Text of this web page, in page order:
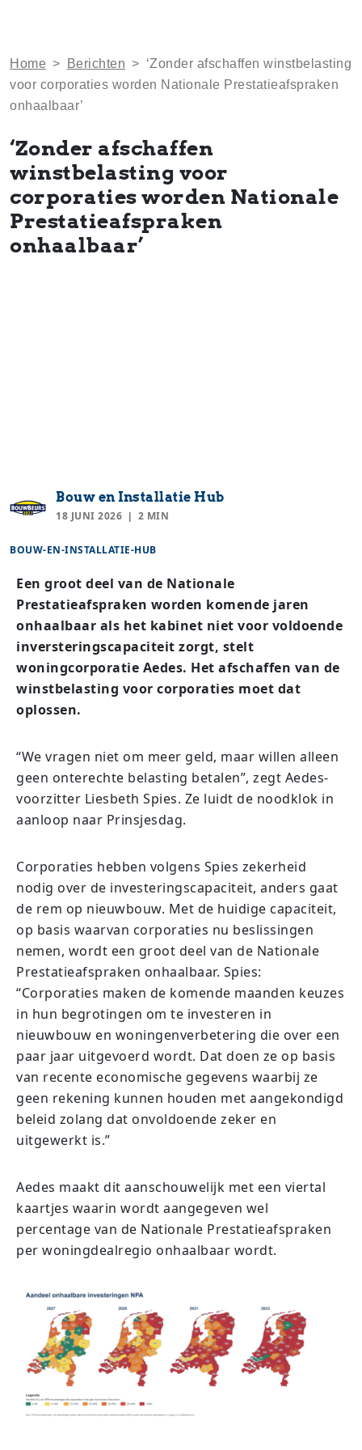
Home > Berichten > ‘Zonder afschaffen winstbelasting
voor corporaties worden Nationale Prestatieafspraken
onhaalbaar’
‘Zonder afschaffen
winstbelasting voor
corporaties worden Nationale
Prestatieafspraken
onhaalbaar’
Bouw en Installatie Hub
18 JUNI 2026 2 MIN
BOUW-EN-INSTALLATIE-HUB
Een groot deel van de Nationale
Prestatieafspraken worden komende jaren
onhaalbaar als het kabinet niet voor voldoende
inversteringscapaciteit zorgt, stelt
woningcorporatie Aedes. Het afschaffen van de
winstbelasting voor corporaties moet dat
oplossen.
“We vragen niet om meer geld, maar willen alleen
geen onterechte belasting betalen”, zegt Aedes-
voorzitter Liesbeth Spies. Ze luidt de noodklok in
aanloop naar Prinsjesdag.
Corporaties hebben volgens Spies zekerheid
nodig over de investeringscapaciteit, anders gaat
de rem op nieuwbouw. Met de huidige capaciteit,
op basis waarvan corporaties nu beslissingen
nemen, wordt een groot deel van de Nationale
Prestatieafspraken onhaalbaar. Spies:
“Corporaties maken de komende maanden keuzes
in hun begrotingen om te investeren in
nieuwbouw en woningenverbetering die over een
paar jaar uitgevoerd wordt. Dat doen ze op basis
van recente economische gegevens waarbij ze
geen rekening kunnen houden met aangekondigd
beleid zolang dat onvoldoende zeker en
uitgewerkt is.”
Aedes maakt dit aanschouwelijk met een viertal
kaartjes waarin wordt aangegeven wel
percentage van de Nationale Prestatieafspraken
per woningdealregio onhaalbaar wordt.